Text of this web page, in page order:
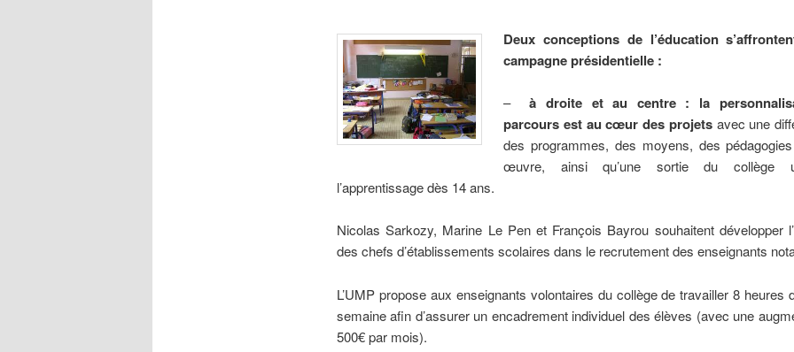
Deux conceptions de l’éducation
campagne présidentielle :
–à droite et au centre : la
parcours est au cœur des projetsavec une
des programmes, des moyens, des
œuvre, ainsi qu’une sortie du collège
l’apprentissage dès 14 ans.
Nicolas Sarkozy, Marine Le Pen et François Bayrou souhaitent développer
des chefs d’établissements scolaires dans le recrutement des enseignants
L’UMP propose aux enseignants volontaires du collège de travailler 8 heures
semaine afin d’assurer un encadrement individuel des élèves (avec une
500€ par mois).